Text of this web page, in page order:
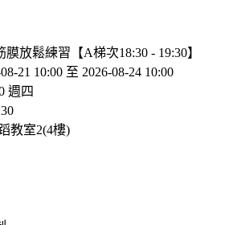
膜放鬆練習【A梯次18:30 - 19:30】
21 10:00 至 2026-08-24 10:00
週四
教室2(4樓)